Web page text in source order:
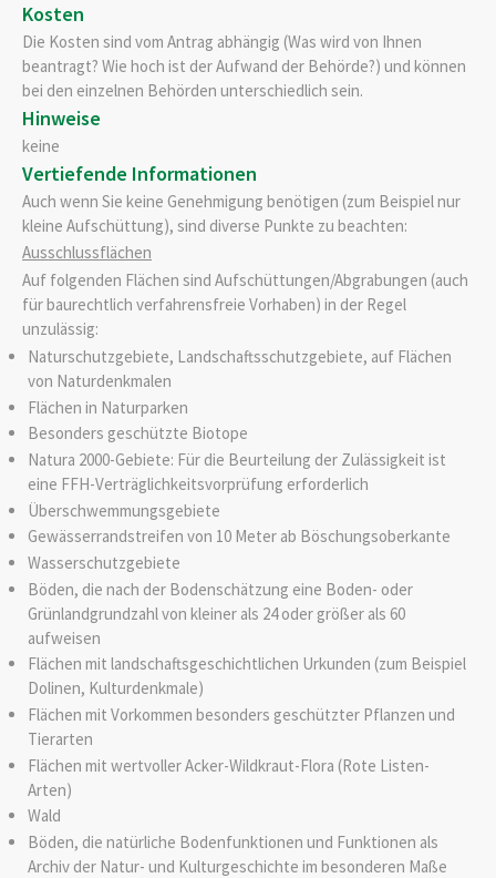
Kosten
Die Kosten sind vom Antrag abhängig (Was wird von Ihnen
beantragt? Wie hoch ist der Aufwand der Behörde?) und können
bei den einzelnen Behörden unterschiedlich sein.
Hinweise
keine
Vertiefende Informationen
Auch wenn Sie keine Genehmigung benötigen (zum Beispiel nur
kleine Aufschüttung), sind diverse Punkte zu beachten:
Ausschlussflächen
Auf folgenden Flächen sind Aufschüttungen/Abgrabungen (auch
für baurechtlich verfahrensfreie Vorhaben) in der Regel
unzulässig:
Naturschutzgebiete, Landschaftsschutzgebiete, auf Flächen
von Naturdenkmalen
Flächen in Naturparken
Besonders geschützte Biotope
Natura 2000-Gebiete: Für die Beurteilung der Zulässigkeit ist
eine FFH-Verträglichkeitsvorprüfung erforderlich
Überschwemmungsgebiete
Gewässerrandstreifen von 10 Meter ab Böschungsoberkante
Wasserschutzgebiete
Böden, die nach der Bodenschätzung eine Boden- oder
Grünlandgrundzahl von kleiner als 24 oder größer als 60
aufweisen
Flächen mit landschaftsgeschichtlichen Urkunden (zum Beispiel
Dolinen, Kulturdenkmale)
Flächen mit Vorkommen besonders geschützter Pflanzen und
Tierarten
Flächen mit wertvoller Acker-Wildkraut-Flora (Rote Listen-
Arten)
Wald
Böden, die natürliche Bodenfunktionen und Funktionen als
Archiv der Natur- und Kulturgeschichte im besonderen Maße